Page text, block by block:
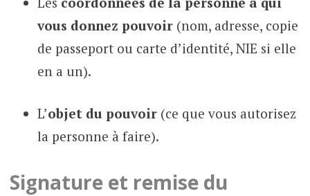
vous donnez pouvoir(nom, adresse, copie
de passeport ou carte d’identité, NIE si elle
en a un).
L’objet du pouvoir(ce que vous autorisez
la personne à faire).
Signature et remise du